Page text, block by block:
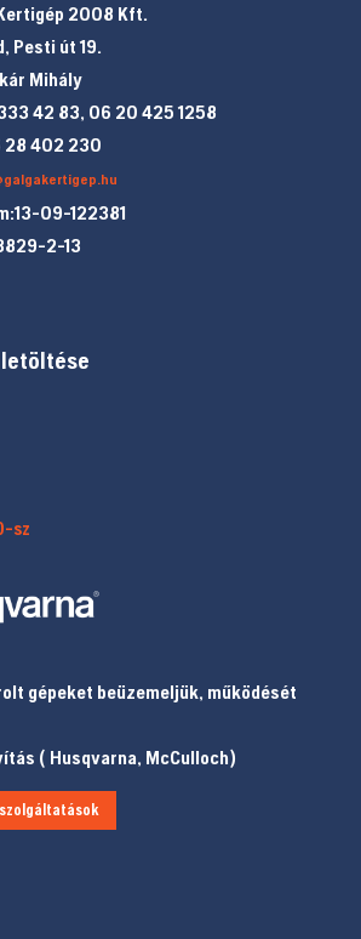
2008 Kft.
Pesti út 19.
Mihály
42 83, 06 20 425 1258
402 230
09-122381
2-13
sz
gépeket beüzemeljük, működését
( Husqvarna, McCulloch)